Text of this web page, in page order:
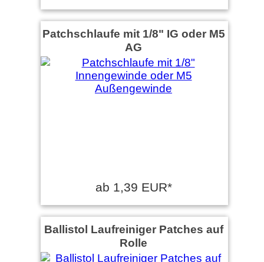
Patchschlaufe mit 1/8" IG oder M5
AG
ab 1,39 EUR*
Ballistol Laufreiniger Patches auf
Rolle